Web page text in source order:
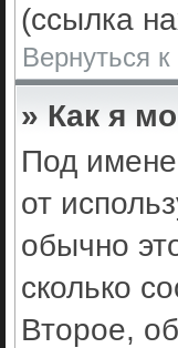
(ссылка
Вернуться
» Как я
Под
от
обычно
сколько
Второе,